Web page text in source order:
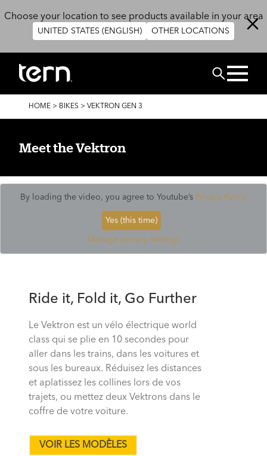
Choose your location to see products available in your area
UNITED STATES (ENGLISH) OTHER LOCATIONS
Search
BREADCRUMB
HOME > BIKES > VEKTRON GEN 3
Meet the Vektron
By loading the video, you agree to Youtube’s Privacy Policy
Yes (this time)
Manage privacy settings
Ride it, Fold it, Go Further
Le Vektron est un vélo électrique world
class qui se plie en 10 secondes pour
aller dans les trains, dans les voitures et
sous les bureaux. Réduisez les distances
et aplatissez les collines lors de vos
trajets, ou mettez deux Vektrons dans le
coffre de votre voiture.
VOIR LES MODÈLES